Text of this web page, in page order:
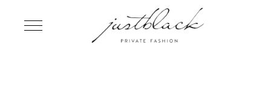
Mobile Menu Toggle